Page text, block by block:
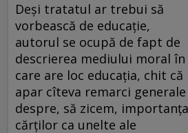
Deși tratatul ar trebui să
vorbească de educație,
autorul se ocupă de fapt de
descrierea mediului moral în
care are loc educația, chit că
apar cîteva remarci generale
despre, să zicem, importanța
cărților ca unelte ale